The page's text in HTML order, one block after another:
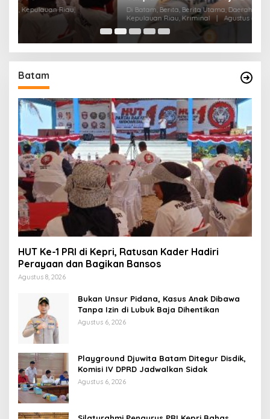
Di Batam, Berita, Berita Utama, Daerah, Hukum, Kepolisian,
Kepulauan Riau, Kriminal
Agustus 6, 2026
Batam
HUT Ke-1 PRI di Kepri, Ratusan Kader Hadiri
Perayaan dan Bagikan Bansos
Agustus 8, 2026
Bukan Unsur Pidana, Kasus Anak Dibawa
Tanpa Izin di Lubuk Baja Dihentikan
Agustus 6, 2026
Playground Djuwita Batam Ditegur Disdik,
Komisi IV DPRD Jadwalkan Sidak
Agustus 6, 2026